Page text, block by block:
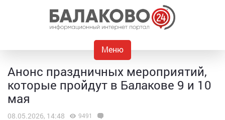
Меню
Анонс праздничных мероприятий,
которые пройдут в Балакове 9 и 10
мая
08.05.2026, 14:48 9491